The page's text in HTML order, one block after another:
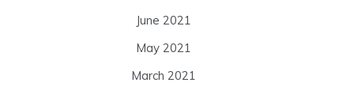
June 2021
May 2021
March 2021